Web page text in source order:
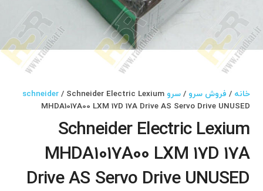
خانه / فروش سرو /سرو schneider/ Schneider Electric Lexium
MHDA1017A00 LXM 17D 17A Drive AS Servo Drive UNUSED
Schneider Electric Lexium
MHDA1017A00 LXM 17D 17A
Drive AS Servo Drive UNUSED